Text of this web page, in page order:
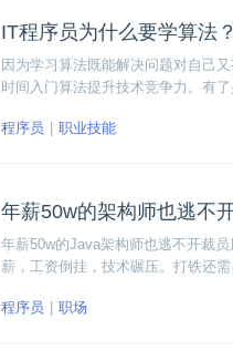
IT程序员为什么要学算法
因为学习算法既能解决问题对自己
时间入门算法提升技术竞争力。有
程序员 职业技能
年薪50w的架构师也逃不
年薪50w的Java架构师也逃不开裁
薪，工资倒挂，技术碾压。打铁还
程序员
职场